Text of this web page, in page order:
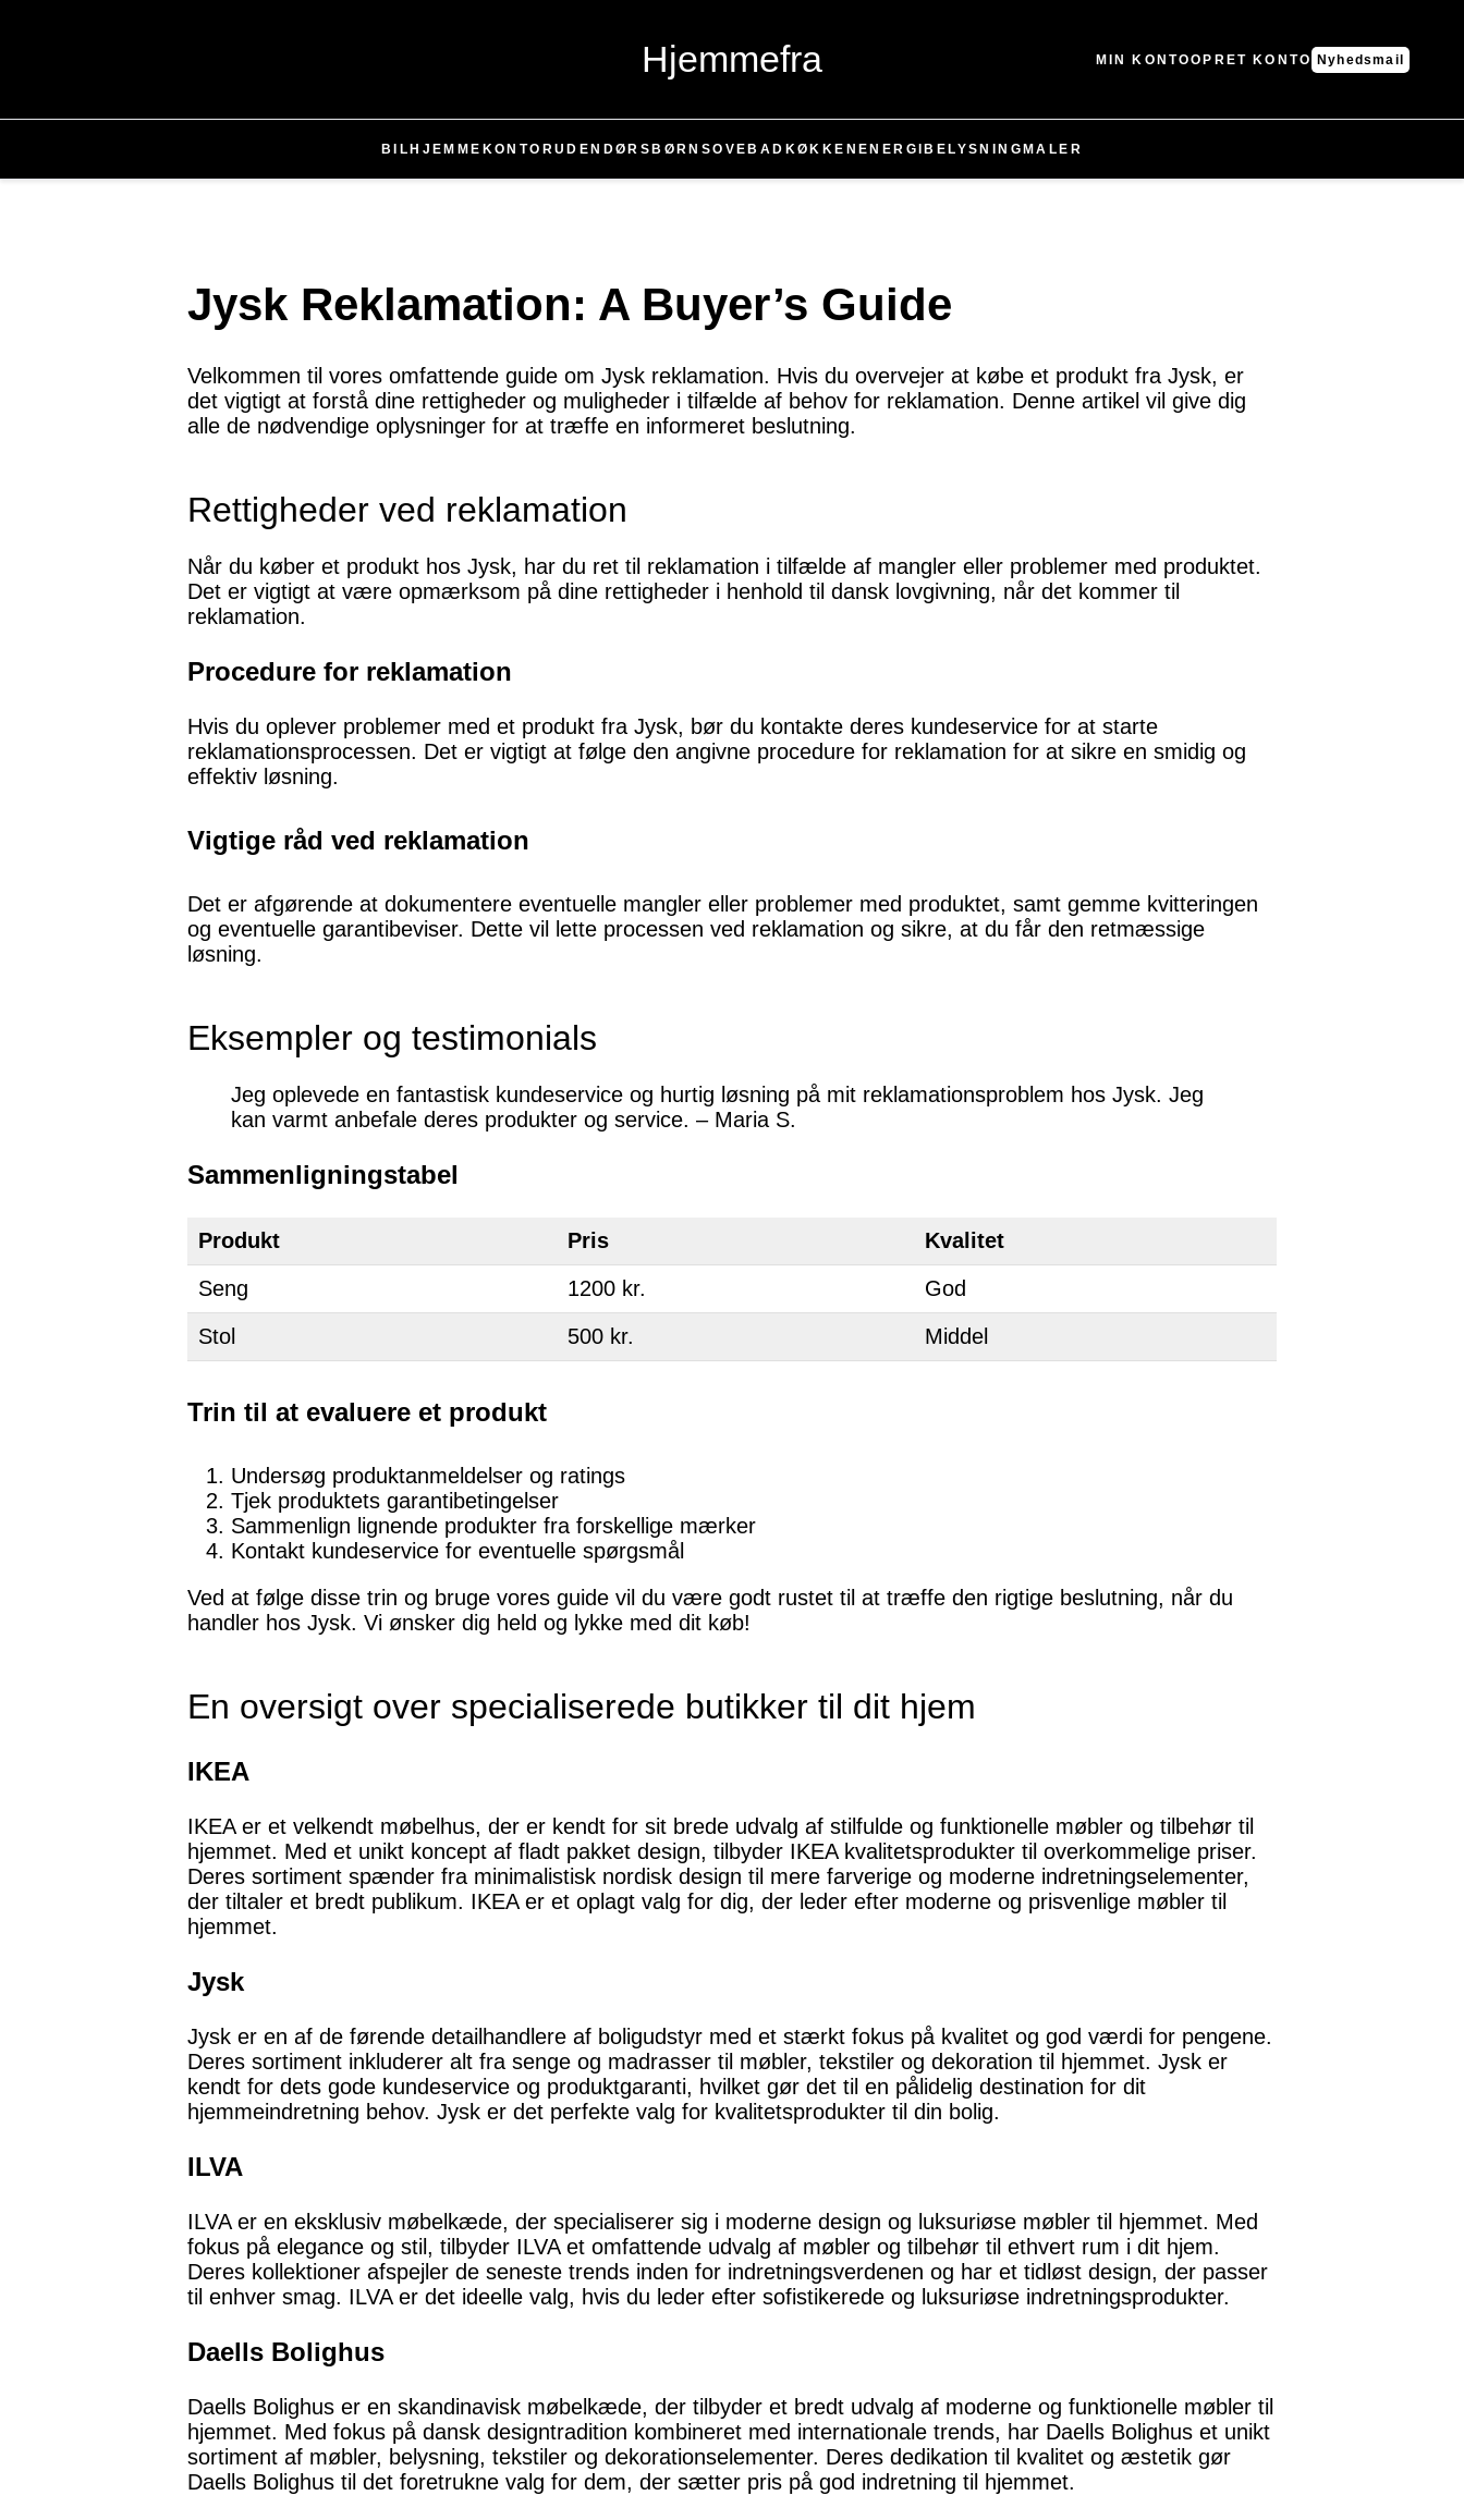
Hjemmefra MIN KONTOOPRET KONTO Nyhedsmail
BIL HJEMMEKONTORUDENDØRS BØRN SOVE BAD KØKKEN ENERGI BELYSNING MALER
Jysk Reklamation: A Buyer’s Guide
Velkommen til vores omfattende guide om Jysk reklamation. Hvis du overvejer at købe et produkt fra Jysk, er
det vigtigt at forstå dine rettigheder og muligheder i tilfælde af behov for reklamation. Denne artikel vil give dig
alle de nødvendige oplysninger for at træffe en informeret beslutning.
Rettigheder ved reklamation
Når du køber et produkt hos Jysk, har du ret til reklamation i tilfælde af mangler eller problemer med produktet.
Det er vigtigt at være opmærksom på dine rettigheder i henhold til dansk lovgivning, når det kommer til
reklamation.
Procedure for reklamation
Hvis du oplever problemer med et produkt fra Jysk, bør du kontakte deres kundeservice for at starte
reklamationsprocessen. Det er vigtigt at følge den angivne procedure for reklamation for at sikre en smidig og
effektiv løsning.
Vigtige råd ved reklamation
Det er afgørende at dokumentere eventuelle mangler eller problemer med produktet, samt gemme kvitteringen
og eventuelle garantibeviser. Dette vil lette processen ved reklamation og sikre, at du får den retmæssige
løsning.
Eksempler og testimonials
Jeg oplevede en fantastisk kundeservice og hurtig løsning på mit reklamationsproblem hos Jysk. Jeg
kan varmt anbefale deres produkter og service. – Maria S.
Sammenligningstabel
Produkt Pris
Kvalitet
Seng
1200 kr.
God
Stol
500 kr. Middel
Trin til at evaluere et produkt
Undersøg produktanmeldelser og ratings
Tjek produktets garantibetingelser
Sammenlign lignende produkter fra forskellige mærker
Kontakt kundeservice for eventuelle spørgsmål
Ved at følge disse trin og bruge vores guide vil du være godt rustet til at træffe den rigtige beslutning, når du
handler hos Jysk. Vi ønsker dig held og lykke med dit køb!
En oversigt over specialiserede butikker til dit hjem
IKEA
IKEA er et velkendt møbelhus, der er kendt for sit brede udvalg af stilfulde og funktionelle møbler og tilbehør til
hjemmet. Med et unikt koncept af fladt pakket design, tilbyder IKEA kvalitetsprodukter til overkommelige priser.
Deres sortiment spænder fra minimalistisk nordisk design til mere farverige og moderne indretningselementer,
der tiltaler et bredt publikum. IKEA er et oplagt valg for dig, der leder efter moderne og prisvenlige møbler til
hjemmet.
Jysk
Jysk er en af de førende detailhandlere af boligudstyr med et stærkt fokus på kvalitet og god værdi for pengene.
Deres sortiment inkluderer alt fra senge og madrasser til møbler, tekstiler og dekoration til hjemmet. Jysk er
kendt for dets gode kundeservice og produktgaranti, hvilket gør det til en pålidelig destination for dit
hjemmeindretning behov. Jysk er det perfekte valg for kvalitetsprodukter til din bolig.
ILVA
ILVA er en eksklusiv møbelkæde, der specialiserer sig i moderne design og luksuriøse møbler til hjemmet. Med
fokus på elegance og stil, tilbyder ILVA et omfattende udvalg af møbler og tilbehør til ethvert rum i dit hjem.
Deres kollektioner afspejler de seneste trends inden for indretningsverdenen og har et tidløst design, der passer
til enhver smag. ILVA er det ideelle valg, hvis du leder efter sofistikerede og luksuriøse indretningsprodukter.
Daells Bolighus
Daells Bolighus er en skandinavisk møbelkæde, der tilbyder et bredt udvalg af moderne og funktionelle møbler til
hjemmet. Med fokus på dansk designtradition kombineret med internationale trends, har Daells Bolighus et unikt
sortiment af møbler, belysning, tekstiler og dekorationselementer. Deres dedikation til kvalitet og æstetik gør
Daells Bolighus til det foretrukne valg for dem, der sætter pris på god indretning til hjemmet.